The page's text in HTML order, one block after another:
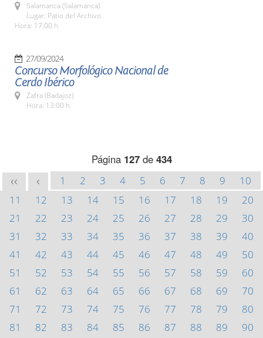
Salamanca (Salamanca)
Lugar: Patio del Archivo
Hora: 17:00 h.
27/09/2024
Concurso Morfológico Nacional de
Cerdo Ibérico
Zafra (Badajoz)
Hora: 13:00 h.
Página 127de 434
<< < 1 2 3 4 5 6 7 8 9
10
11
12 13 14 15 16 17 18 19
20
21
22 23 24 25 26 27 28 29
30
31
32 33 34 35 36 37 38 39
40
41
42 43 44 45 46 47 48 49
50
51
52 53 54 55 56 57 58 59
60
61
62 63 64 65 66 67 68 69
70
71
72 73 74 75 76 77 78 79
80
81
82 83 84 85 86 87 88 89
90